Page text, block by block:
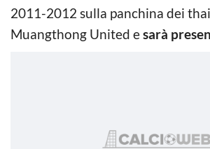
2011-2012 sulla panchina dei
Muangthong United esarà